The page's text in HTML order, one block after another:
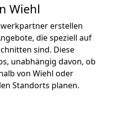
Wiehl
erstellen
die speziell auf
sind. Diese
unabhängig davon, ob
von Wiehl oder
Standorts planen.